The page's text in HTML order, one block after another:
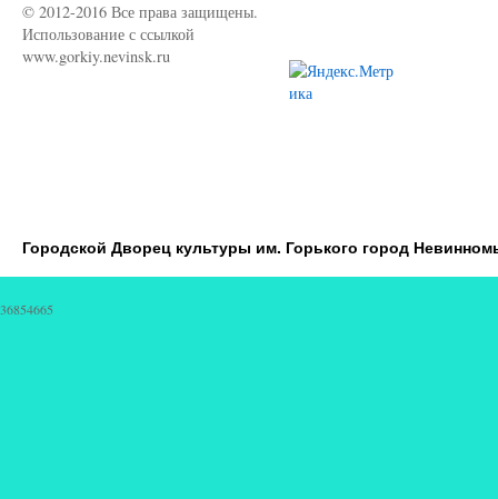
© 2012-2016 Все права защищены.
Использование с ссылкой
www.gorkiy.nevinsk.ru
Городской Дворец культуры им. Горького город
36854665